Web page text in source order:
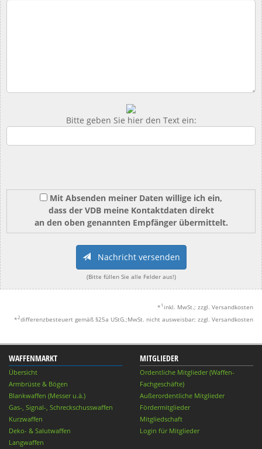
Bitte geben Sie hier den Text ein:
Mit Absenden meiner Daten willige ich ein,
dass der VDB meine Kontaktdaten direkt
an den oben genannten Empfänger übermittelt.
Nachricht versenden
(Bitte füllen Sie alle Felder aus!)
* 1 inkl. MwSt.; zzgl. Versandkosten
*2differenzbesteuert gemäß §25a UStG.;MwSt. nicht ausweisbar; zzgl. Versandkosten
WAFFENMARKT
Übersicht
Armbrüste & Bögen
Blankwaffen (Messer u.ä.)
Gas-, Signal-, Schreckschusswaffen
Kurzwaffen
Deko- & Salutwaffen
Langwaffen
MITGLIEDER
Ordentliche Mitglieder (Waffen-
Fachgeschäfte)
Außerordentliche Mitglieder
Fördermitglieder
Mitgliedschaft
Login für Mitglieder